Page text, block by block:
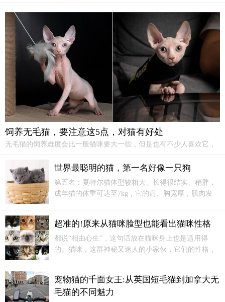
在夏天的时候，为了避免食物变质，主人可能会将猫咪的食
物放在冰箱，不过在给猫咪食用前，一定要将食物放至常温，否
则猫咪一下吃了温度较低的食物后很容易呕吐或腹泻。如果你们
家猫咪有翻过厨房垃圾桶的经历，那么主人在出门前要将垃圾直
接带走或观上厨房的门，因为夏季气温较高，垃圾桶的食物会在
短时间内腐败，猫咪一旦误食，会出现食物中毒的情况。
对于给猫咪吃猫粮的主人来说，你们可以让猫咪自己挑选它
们喜欢的口味。除了干粮外，很多厂家还推出猫罐头等软食。相
对于干粮来说，软食的适口性更好、水含量也更高，不过猫咪长
期吃软粮对它们的牙齿并没有益处，所以主人最好还是让猫咪以
如果猫咪想吃零食，主人也可以适当提供，但是千万不能只
要猫咪一开口你就给它们喂，猫咪吃太多零食可能会变得肥胖、
患上各种疾病等，严重危害了猫咪的身体健康。
饲养无毛猫，要注意这5点，对猫有好处
无毛猫的饲养难度会比一般猫咪要大一些，但是也有不少人喜欢它，
猫咪有好处哦！ 世界最聪明的猫，第一名好像一只狗
第五名：夏特尔猫体型较粗大、长得很结实、稍胖，
成年猫的体重可达至7kg，它的肩、胸宽厚，肌肉发
超准的!原来从猫咪脸型也能看出猫咪性格
都说“相由心生”，这句话放在猫咪身上也是适用得
的。猫咪，这群神秘又迷人的小家伙，它们的性格，
宠物猫的千面女王:从英国短毛猫到加拿大无
毛猫的不同魅力